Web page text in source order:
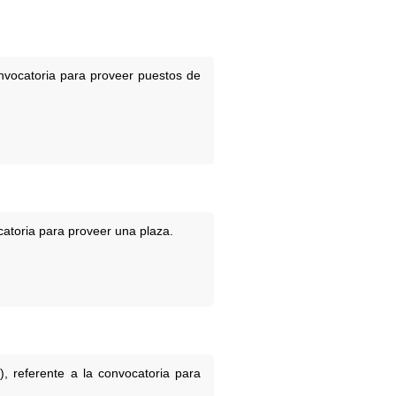
para proveer puestos de
para proveer una plaza.
referente a la convocatoria para